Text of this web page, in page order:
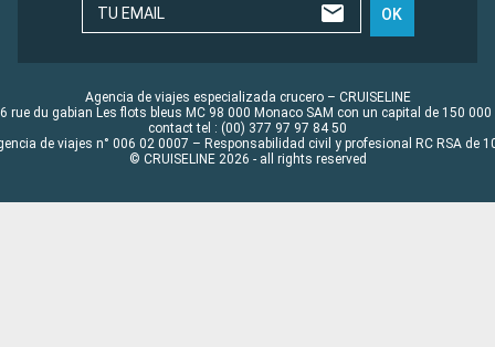
TU EMAIL OK
Agencia de viajes especializada crucero – CRUISELINE
rue du gabian Les flots bleus MC 98 000 Monaco SAM con un capital de 150 000
contact tel : (00) 377 97 97 84 50
de viajes n° 006 02 0007 – Responsabilidad civil y profesional RC RSA de
© CRUISELINE 2026 - all rights reserved